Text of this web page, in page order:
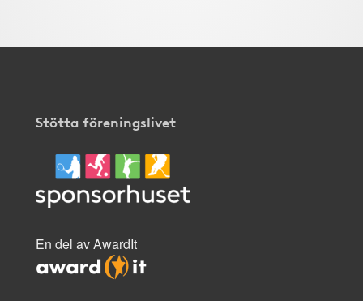
Stötta föreningslivet
En del av AwardIt